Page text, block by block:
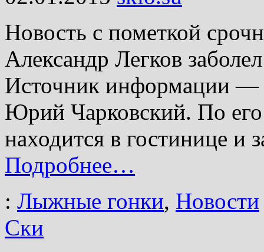
Новость с пометкой
Александр Легков
Источник информации —
Юрий Чарковский. По его
находится в гостинице и
Подробнее…
: Лыжные гонки, Новости
Ски